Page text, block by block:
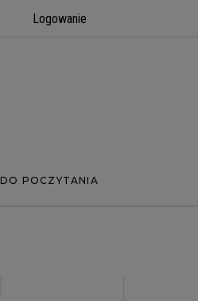
Logowanie
DO POCZYTANIA